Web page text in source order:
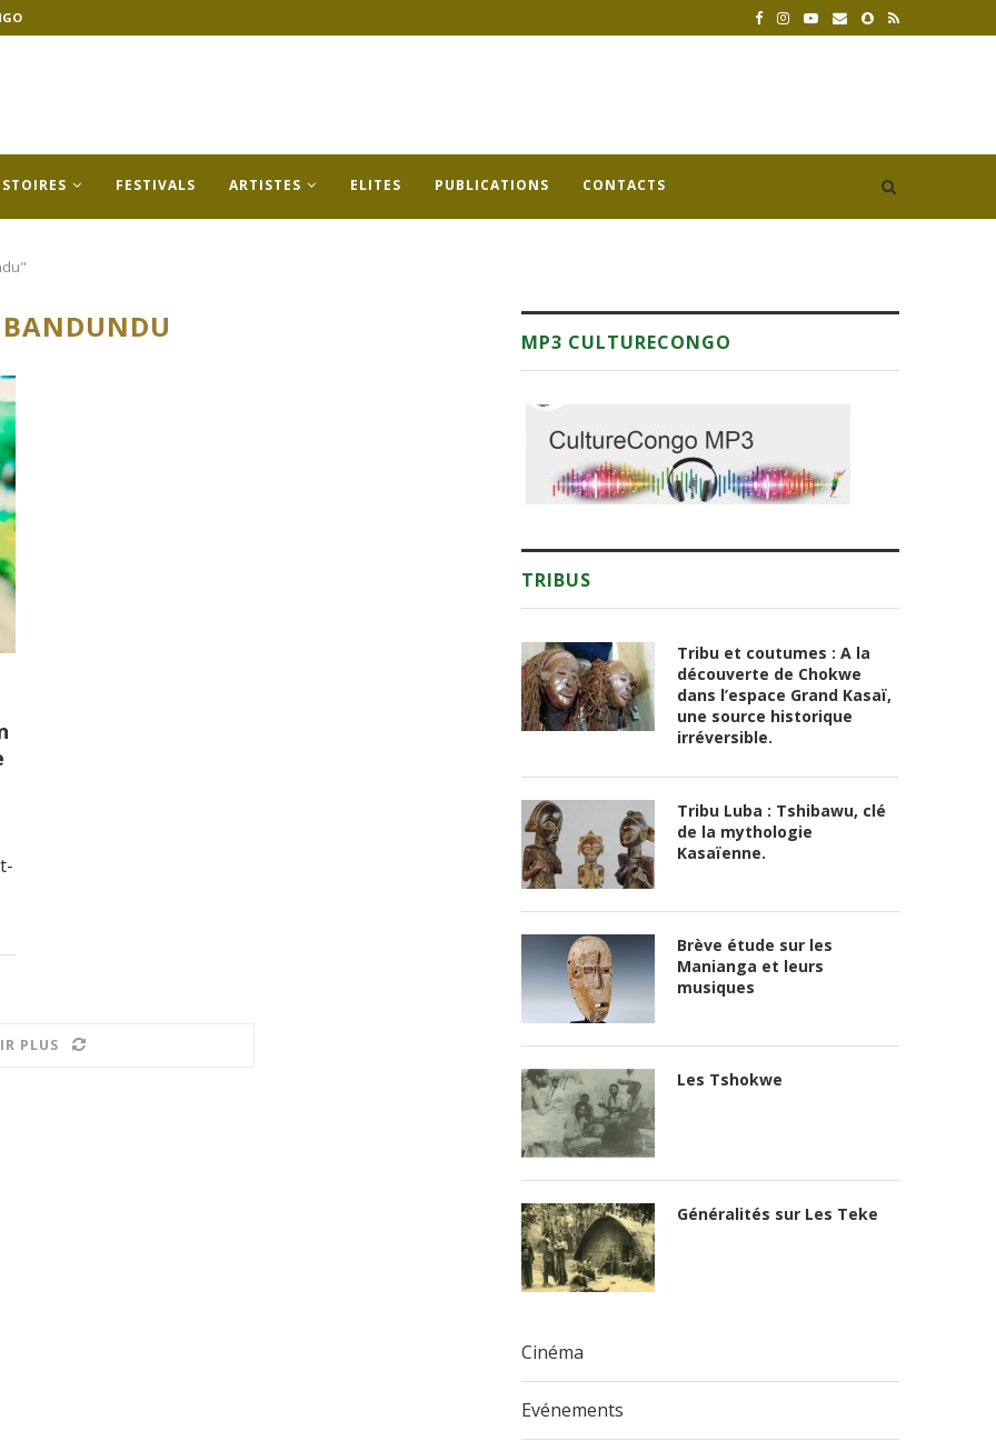
FESTIVALS ARTISTES ELITES PUBLICATIONS CONTACTS
PLUS
MP3 CULTURECONGO
TRIBUS
Tribu et coutumes : A la
découverte de Chokwe
dans l’espace Grand Kasaï,
une source historique
irréversible.
Tribu Luba : Tshibawu, clé
de la mythologie
Kasaïenne.
Brève étude sur les
Manianga et leurs
musiques
Les Tshokwe
Généralités sur Les Teke
Cinéma
Evénements